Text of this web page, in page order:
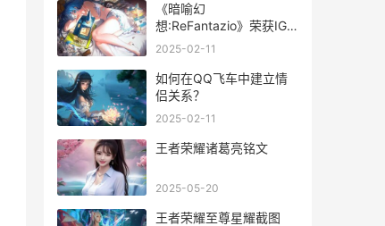
《暗喻幻
想:ReFantazio》荣获IGN
年度完美RPG奖项 《暗喻
要角色声优有哪些?
2025-02-11
如何在QQ飞车中建立情
侣关系？
2025-02-11
王者荣耀诸葛亮铭文
2025-05-20
王者荣耀至尊星耀截图